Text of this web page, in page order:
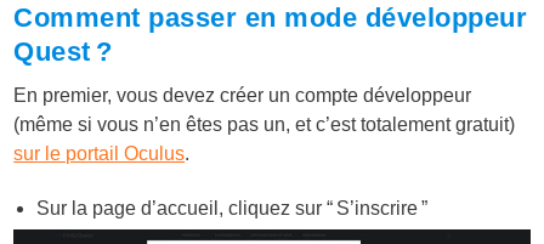
Comment passer en mode développeur
Quest ?
En premier, vous devez créer un compte développeur
(même si vous n’en êtes pas un, et c’est totalement gratuit)
sur le portail Oculus.
Sur la page d’accueil, cliquez sur “ S’inscrire ”